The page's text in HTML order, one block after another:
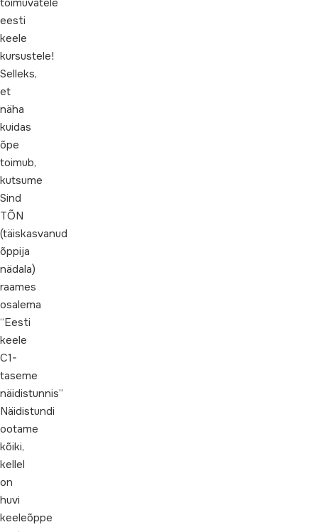
toimuvatele
eesti
keele
kursustele!
Selleks,
et
näha
kuidas
õpe
toimub,
kutsume
Sind
TÕN
(täiskasvanud
õppija
nädala)
raames
osalema
“Eesti
keele
C1-
taseme
näidistunnis”
Näidistundi
ootame
kõiki,
kellel
on
huvi
keeleõppe